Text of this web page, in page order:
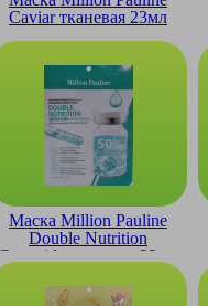
Caviar тканевая 23мл
Маска Million Pauline
Double Nutrition
Ceramide тканевая 23мл